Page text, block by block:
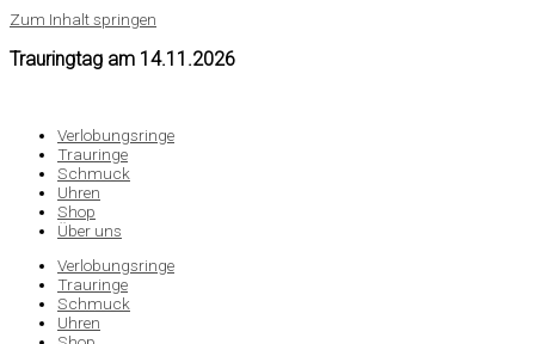
Zum Inhalt springen
Trauringtag am 14.11.2026
Verlobungsringe
Trauringe
Schmuck
Uhren
Shop
Über uns
Verlobungsringe
Trauringe
Schmuck
Uhren